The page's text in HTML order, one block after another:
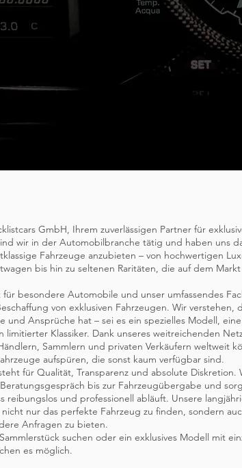
Die
GmbH, Ihrem zuverlässigen Partner für
wir in der Automobilbranche tätig und haben uns
Fahrzeuge anzubieten – von hochwertigen
bis hin zu seltenen Raritäten, die auf dem
für besondere Automobile und unser umfassendes
von exklusiven Fahrzeugen. Wir verstehen,
und Ansprüche hat – sei es ein spezielles Modell,
limitierter Klassiker. Dank unseres weitreichenden
Sammlern und privaten Verkäufern weltweit
aufspüren, die sonst kaum verfügbar sind.
für Qualität, Transparenz und absolute
bis zur Fahrzeugübergabe und
reibungslos und professionell abläuft. Unsere
nur das perfekte Fahrzeug zu finden, sondern
Anfragen zu bieten.
suchen oder ein exklusives Modell mit
es möglich.